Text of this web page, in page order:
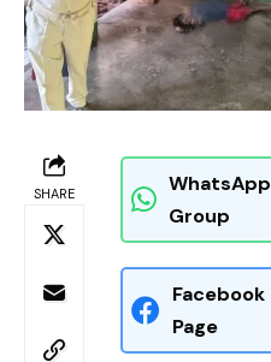
SHARE
WhatsApp
Group
Facebook
Page